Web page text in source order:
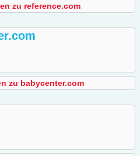
zu reference.com
zu babycenter.com